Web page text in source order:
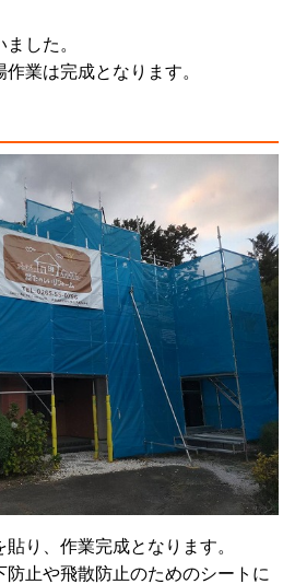
した。
業は完成となります。
り、作業完成となります。
防止や飛散防止のためのシートに